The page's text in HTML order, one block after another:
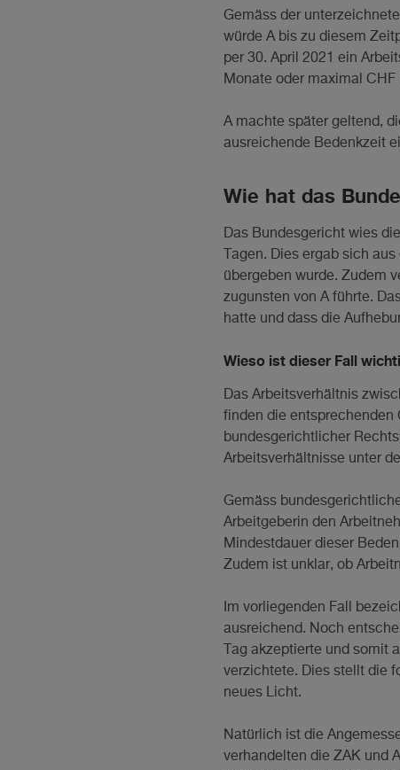
Gemäss der
würde A bis zu diesem
per 30. April 2021 ein
Monate oder maximal
A machte später geltend,
ausreichende Bedenkzeit
Wie hat das
Das Bundesgericht wies
Tagen. Dies ergab sich
übergeben wurde. Zudem
zugunsten von A führte.
hatte und dass die
Wieso ist dieser Fall
Das Arbeitsverhältnis
finden die entsprechenden
bundesgerichtlicher
Arbeitsverhältnisse unter
Gemäss
Arbeitgeberin den
Mindestdauer dieser
Zudem ist unklar, ob
Im vorliegenden Fall
ausreichend. Noch
Tag akzeptierte und somit
verzichtete. Dies stellt die
neues Licht.
Natürlich ist die
verhandelten die ZAK und